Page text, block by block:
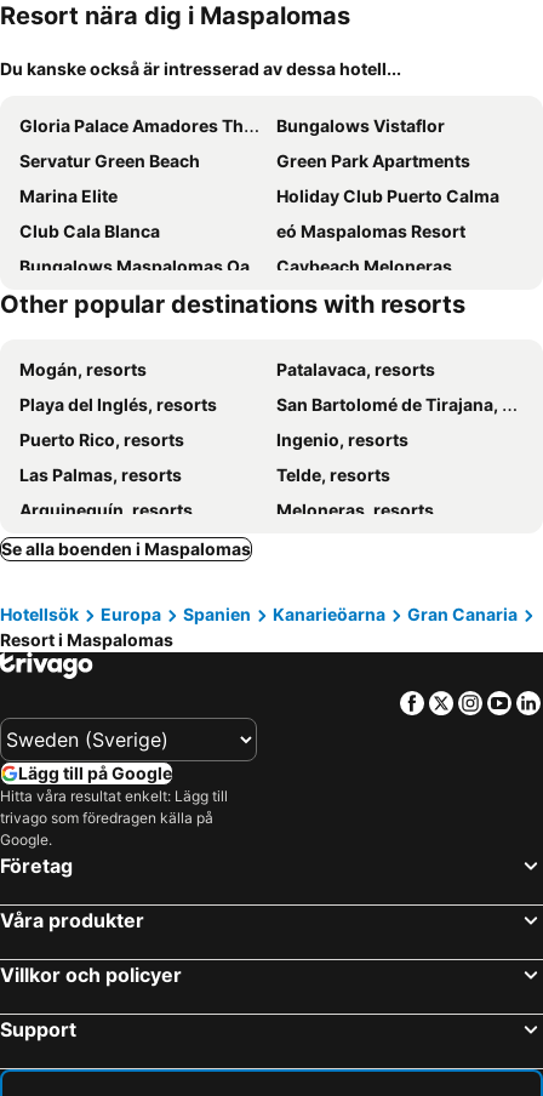
Resort nära dig i Maspalomas
Du kanske också är intresserad av dessa hotell...
Gloria Palace Amadores Thalasso & Hotel
Bungalows Vistaflor
Servatur Green Beach
Green Park Apartments
Marina Elite
Holiday Club Puerto Calma
Club Cala Blanca
eó Maspalomas Resort
Bungalows Maspalomas Oasis Club
Caybeach Meloneras
Resort Cordial Santa Águeda & Perchel Beach Club
Caybeach Princess
Bungalows Boston
Canary Garden Club
Apartamentos Oasis Sol
Bungalows Adonis
Villa RG Boutique Hotel - Adults Only
Bungalows Las Almenas
Birdcage Gay Men Resort and Lifestyle Hotel
Bungalows Los Almendros - Exclusive Vacation Club
Maspalomas Parque Golf
Apartamento privado en Bahía Feliz
Sunwing Resort And Spa Arguineguin
Other popular destinations with resorts
Mogán, resorts
Patalavaca, resorts
Playa del Inglés, resorts
San Bartolomé de Tirajana, resorts
Puerto Rico, resorts
Ingenio, resorts
Las Palmas, resorts
Telde, resorts
Arguineguín, resorts
Meloneras, resorts
Se alla boenden i Maspalomas
Hotellsök Europa Spanien Kanarieöarna
Gran Canaria
Resort i Maspalomas
Facebook
Twitter
Lägg till på Google
Hitta våra resultat enkelt: Lägg till
trivago som föredragen källa på
Google.
Företag
Våra produkter
Villkor och policyer
Support